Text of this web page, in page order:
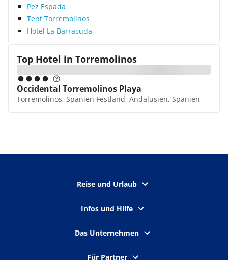
Pez Espada
Tent Torremolinos
Hotel La Barracuda
Top Hotel in Torremolinos
Occidental Torremolinos Playa
Torremolinos, Spanien Festland, Andalusien, Spanien
Reise und Urlaub
Infos und Hilfe
Das Unternehmen
Für Partner